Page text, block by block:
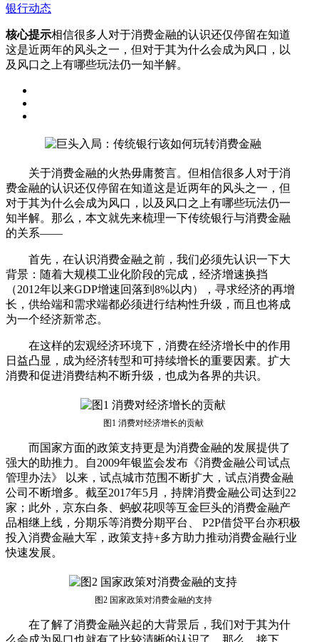
银行动态
核心提示相信很多人对于消费金融的认识还仅停留在知道
这是近两年的风头之一，但对于其为什么会成为风口，以
及风口之上有哪些玩法仍一知半解。
关于消费金融的火热毋庸赘言。但相信很多人对于消
费金融的认识还仅停留在知道这是近两年的风头之一，但
对于其为什么会成为风口，以及风口之上有哪些玩法仍一
知半解。那么，本文就先来梳理一下传统银行与消费金融
的关系——
首先，在认识消费金融之前，我们必须先认识一下大
背景：随着大规模工业化阶段的完成，经济增速换挡
（2012年以来GDP增速回落到8%以内），寻求经济的再增
长，供给端和需求端都必须进行结构性升级，而且也将成
为一个经济新常态。
在这样的宏观经济环境下，消费在经济增长中的作用
日益凸显，成为经济转型和可持续增长的重要因素。扩大
消费和促进消费结构不断升级，也成为各界的共识。
图1 消费对经济增长的贡献
而国家方面的政策支持更是为消费金融的发展提供了
强大的助推力。自2009年银监会发布《消费金融公司试点
管理办法》 以来，试点城市范围不断扩大，试点消费金融
公司不断增多。截至2017年5月，持牌消费金融公司达到22
家；此外，京东白条、蚂蚁花呗等互金巨头的消费金融产
品相继上线，分期乐等消费分期平台、 P2P借贷平台亦积极
投入消费金融大军，政策支持+多方助力推动消费金融行业
快速发展。
图2 国家政策对消费金融的支持
在了解了消费金融兴起的大背景后，我们对于其为什
么会成为风口也就有了比较清晰的认识了。那么，接下